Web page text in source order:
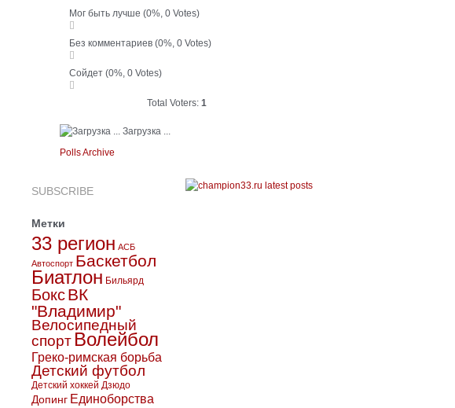
Мог быть лучше (0%, 0 Votes)
Без комментариев (0%, 0 Votes)
Сойдет (0%, 0 Votes)
Total Voters: 1
Загрузка ...
Polls Archive
SUBSCRIBE
Метки
33 регион АСБ
Автоспорт Баскетбол
Биатлон Бильярд
БоксВК
"Владимир"
Велосипедный
спорт Волейбол
Греко-римская борьба
Детский футбол
Детский хоккей Дзюдо
Допинг Единоборства